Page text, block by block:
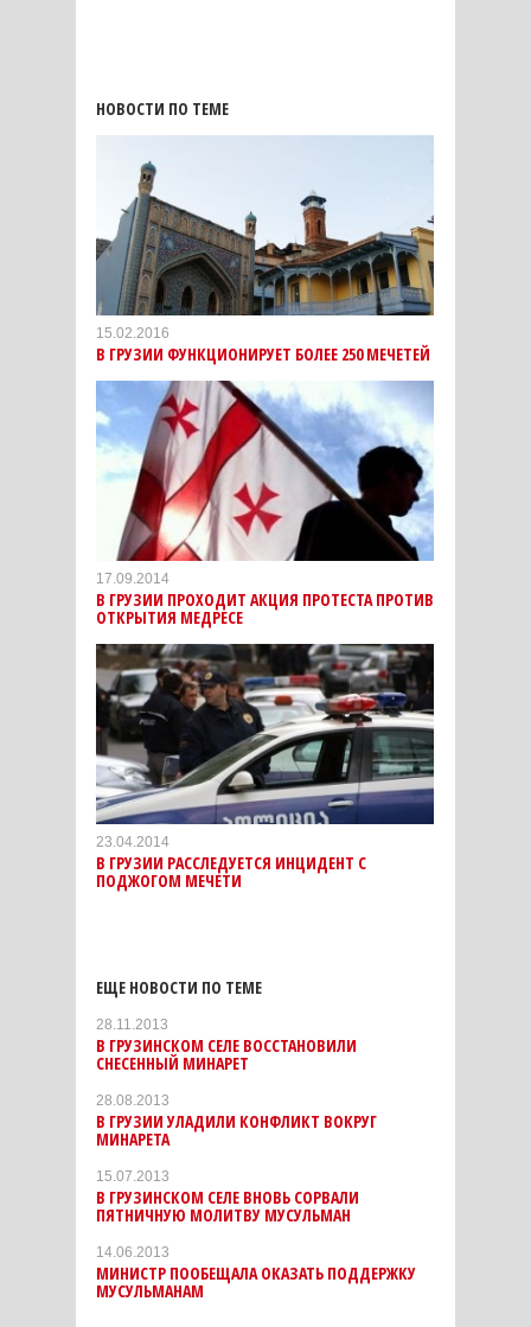
НОВОСТИ ПО ТЕМЕ
15.02.2016
В ГРУЗИИ ФУНКЦИОНИРУЕТ БОЛЕЕ 250 МЕЧЕТЕЙ
17.09.2014
В ГРУЗИИ ПРОХОДИТ АКЦИЯ ПРОТЕСТА ПРОТИВ
ОТКРЫТИЯ МЕДРЕСЕ
23.04.2014
В ГРУЗИИ РАССЛЕДУЕТСЯ ИНЦИДЕНТ С
ПОДЖОГОМ МЕЧЕТИ
ЕЩЕ НОВОСТИ ПО ТЕМЕ
28.11.2013
В ГРУЗИНСКОМ СЕЛЕ ВОССТАНОВИЛИ
СНЕСЕННЫЙ МИНАРЕТ
28.08.2013
В ГРУЗИИ УЛАДИЛИ КОНФЛИКТ ВОКРУГ
МИНАРЕТА
15.07.2013
В ГРУЗИНСКОМ СЕЛЕ ВНОВЬ СОРВАЛИ
ПЯТНИЧНУЮ МОЛИТВУ МУСУЛЬМАН
14.06.2013
МИНИСТР ПООБЕЩАЛА ОКАЗАТЬ ПОДДЕРЖКУ
МУСУЛЬМАНАМ